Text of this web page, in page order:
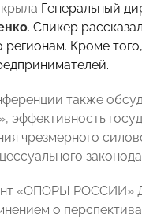
Генеральный
. Спикер
Кроме
также
эффективность
чрезмерного
«ОПОРЫ РОССИИ»
о